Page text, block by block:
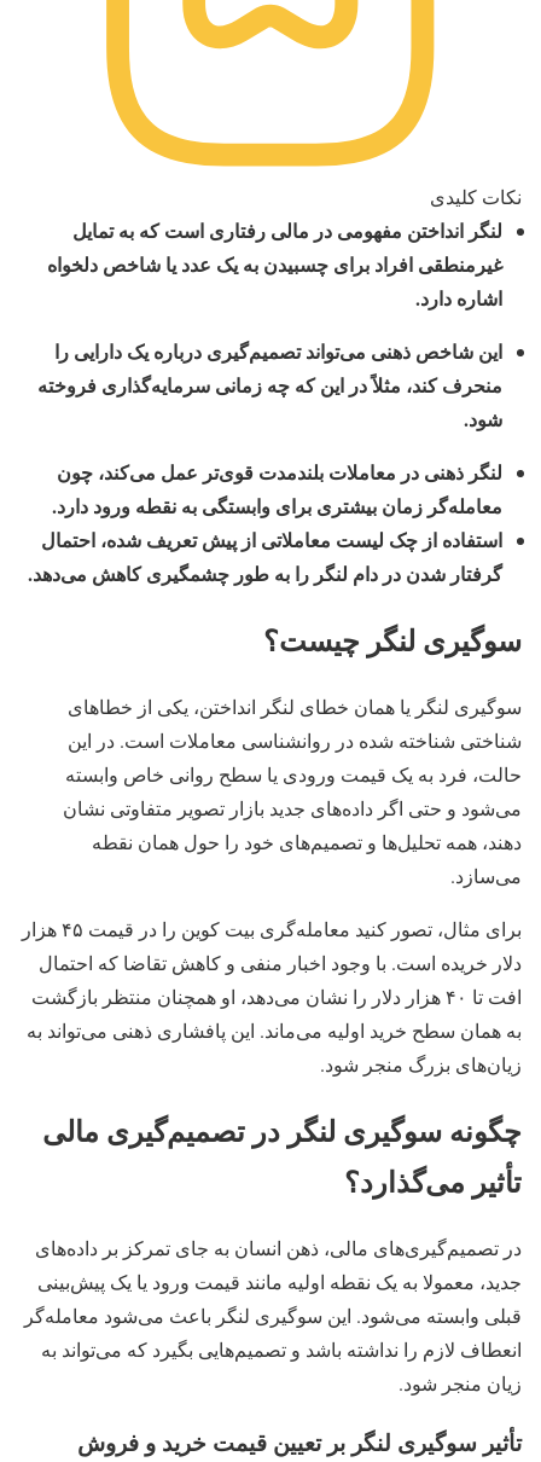
نکات کلیدی
لنگر انداختن مفهومی در مالی رفتاری است که به تمایل
غیرمنطقی افراد برای چسبیدن به یک عدد یا شاخص دلخواه
اشاره دارد.
این شاخص ذهنی می‌تواند تصمیم‌گیری درباره یک دارایی را
منحرف کند، مثلاً در این‌ که چه زمانی سرمایه‌گذاری فروخته
شود.
لنگر ذهنی در معاملات بلندمدت قوی‌تر عمل می‌کند، چون
معامله‌گر زمان بیشتری برای وابستگی به نقطه ورود دارد.
استفاده از چک‌ لیست معاملاتی از پیش تعریف‌ شده، احتمال
گرفتار شدن در دام لنگر را به‌ طور چشمگیری کاهش می‌دهد.
سوگیری لنگر چیست؟
سوگیری لنگر یا همان خطای لنگر انداختن، یکی از خطاهای
شناختی شناخته شده در روانشناسی معاملات است. در این
حالت، فرد به یک قیمت ورودی یا سطح روانی خاص وابسته
می‌شود و حتی اگر داده‌های جدید بازار تصویر متفاوتی نشان
دهند، همه تحلیل‌ها و تصمیم‌های خود را حول همان نقطه
می‌سازد.
برای مثال، تصور کنید معامله‌گری بیت‌ کوین را در قیمت ۴۵ هزار
دلار خریده است. با وجود اخبار منفی و کاهش تقاضا که احتمال
افت تا ۴۰ هزار دلار را نشان می‌دهد، او همچنان منتظر بازگشت
به همان سطح خرید اولیه می‌ماند. این پافشاری ذهنی می‌تواند به
زیان‌های بزرگ منجر شود.
چگونه سوگیری لنگر در تصمیم‌گیری مالی
تأثیر می‌گذارد؟
در تصمیم‌گیری‌های مالی، ذهن انسان به جای تمرکز بر داده‌های
جدید، معمولا به یک نقطه اولیه مانند قیمت ورود یا یک پیش‌بینی
قبلی وابسته می‌شود. این سوگیری لنگر باعث می‌شود معامله‌گر
انعطاف لازم را نداشته باشد و تصمیم‌هایی بگیرد که می‌تواند به
زیان منجر شود.
تأثیر سوگیری لنگر بر تعیین قیمت خرید و فروش